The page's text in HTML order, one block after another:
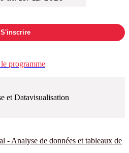
S'inscrire
programme
et Datavisualisation
- Analyse de données et tableaux de